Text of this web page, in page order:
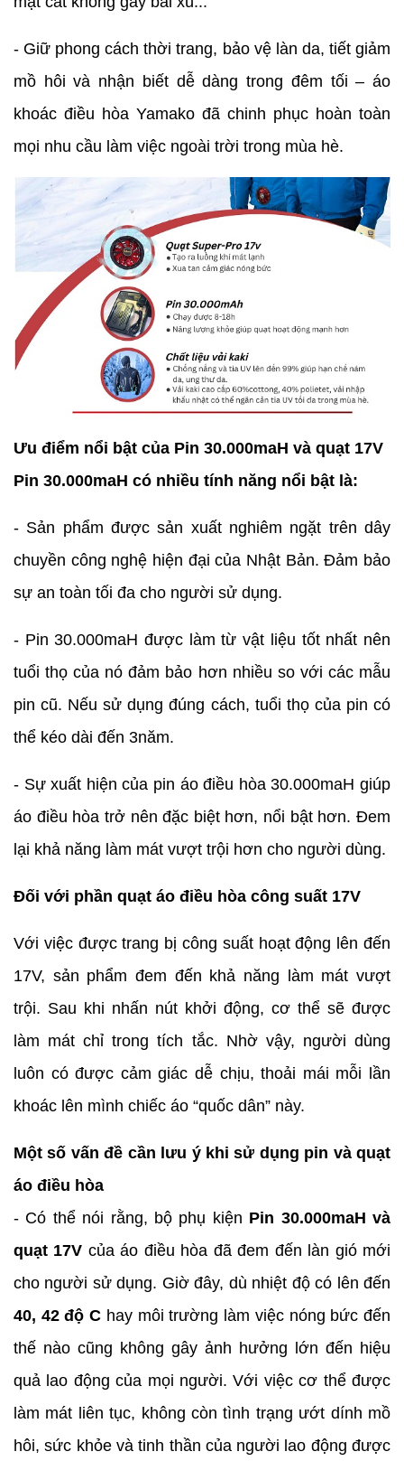
- Giữ phong cách thời trang, bảo vệ làn da, tiết giảm
mồ hôi và nhận biết dễ dàng trong đêm tối – áo
khoác điều hòa Yamako đã chinh phục hoàn toàn
mọi nhu cầu làm việc ngoài trời trong mùa hè.
Ưu điểm nổi bật của Pin 30.000maH và quạt 17V
Pin 30.000maH có nhiều tính năng nổi bật là:
- Sản phẩm được sản xuất nghiêm ngặt trên dây
chuyền công nghệ hiện đại của Nhật Bản. Đảm bảo
sự an toàn tối đa cho người sử dụng.
- Pin 30.000maH được làm từ vật liệu tốt nhất nên
tuổi thọ của nó đảm bảo hơn nhiều so với các mẫu
pin cũ. Nếu sử dụng đúng cách, tuổi thọ của pin có
thể kéo dài đến 3năm.
- Sự xuất hiện của pin áo điều hòa 30.000maH giúp
áo điều hòa trở nên đặc biệt hơn, nổi bật hơn. Đem
lại khả năng làm mát vượt trội hơn cho người dùng.
Đối với phần quạt áo điều hòa công suất 17V
Với việc được trang bị công suất hoạt động lên đến
17V, sản phẩm đem đến khả năng làm mát vượt
trội. Sau khi nhấn nút khởi động, cơ thể sẽ được
làm mát chỉ trong tích tắc. Nhờ vậy, người dùng
luôn có được cảm giác dễ chịu, thoải mái mỗi lần
khoác lên mình chiếc áo “quốc dân” này.
Một số vấn đề cần lưu ý khi sử dụng pin và quạt
áo điều hòa
- Có thể nói rằng, bộ phụ kiện Pin 30.000maH và
quạt 17V của áo điều hòa đã đem đến làn gió mới
cho người sử dụng. Giờ đây, dù nhiệt độ có lên đến
40, 42 độ C hay môi trường làm việc nóng bức đến
thế nào cũng không gây ảnh hưởng lớn đến hiệu
quả lao động của mọi người. Với việc cơ thể được
làm mát liên tục, không còn tình trạng ướt dính mồ
hôi, sức khỏe và tinh thần của người lao động được